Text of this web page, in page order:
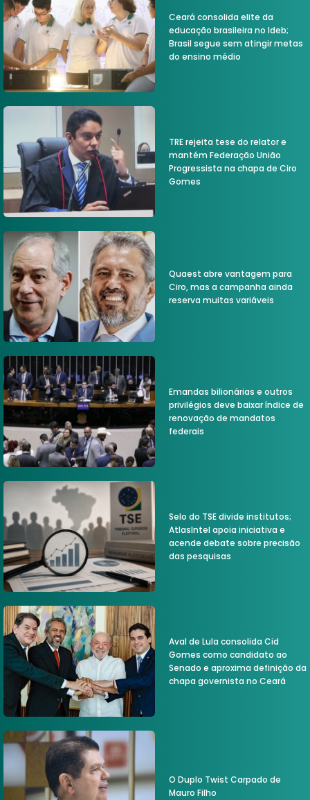
Ceará consolida elite da
educação brasileira no Ideb;
Brasil segue sem atingir metas
do ensino médio
TRE rejeita tese do relator e
mantém Federação União
Progressista na chapa de Ciro
Gomes
Quaest abre vantagem para
Ciro, mas a campanha ainda
reserva muitas variáveis
Emandas bilionárias e outros
privilégios deve baixar índice de
renovação de mandatos
federais
Selo do TSE divide institutos;
AtlasIntel apoia iniciativa e
acende debate sobre precisão
das pesquisas
Aval de Lula consolida Cid
Gomes como candidato ao
Senado e aproxima definição da
chapa governista no Ceará
O Duplo Twist Carpado de
Mauro Filho